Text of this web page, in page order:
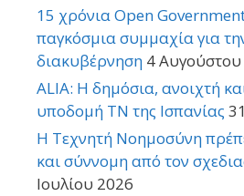
15 χρόνια Open
παγκόσμια συμμαχία για
διακυβέρνηση 4
ALIA: Η δημόσια, ανοιχτή
υποδομή ΤΝ της Ισπανίας
Η Τεχνητή Νοημοσύνη
και σύννομη από τον
Ιουλίου 2026